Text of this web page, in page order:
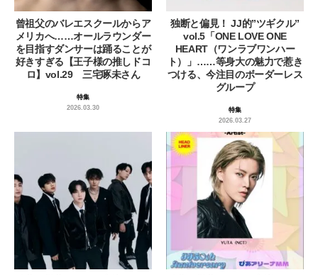
曾祖父のバレエスクールからア
メリカへ……オールラウンダー
を目指すダンサーは踊ることが
好きすぎる【王子様の推しドコ
ロ】vol.29 三宅啄未さん
特集
2026.03.30
独断と偏見！ JJ的”ツギクル”
vol.5「ONE LOVE ONE
HEART（ワンラブワンハー
ト）」……等身大の魅力で惹き
つける、今注目のボーダーレス
グループ
特集
2026.03.27